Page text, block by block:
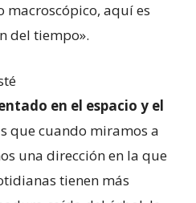
aquí es
del tiempo».
en el espacio y el
que cuando miramos a
una dirección en la que
tienen más